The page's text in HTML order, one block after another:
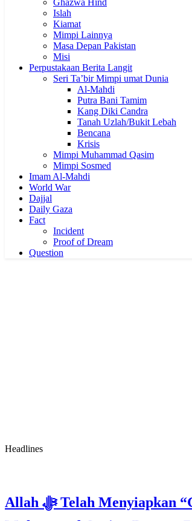
Ghazwa Hind
Islah
Kiamat
Mimpi Lainnya
Masa Depan Pakistan
Misi
Perpustakaan Berita Langit
Seri Ta’bir Mimpi umat Dunia
Al-Mahdi
Putra Bani Tamim
Kang Diki Candra
Tanah Uzlah/Bukit Lebah
Bencana
Krisis
Mimpi Muhammad Qasim
Mimpi Sosmed
Imam Al-Mahdi
World War
Dajjal
Daily Gaza
Fact
Incident
Proof of Dream
Question
Headlines
Allah ﷻ Telah Menyiapkan “Gua Ashabul Kahfi” Akhir Zaman Bagi Para Helper Muhammad Qasim, Kuncinya di Tangan